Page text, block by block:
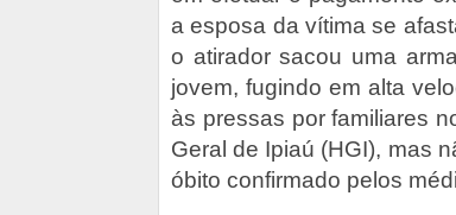
a esposa da vítima se
o atirador sacou uma
jovem, fugindo em alta
às pressas por familiares
Geral de Ipiaú (HGI), mas
óbito confirmado pelos